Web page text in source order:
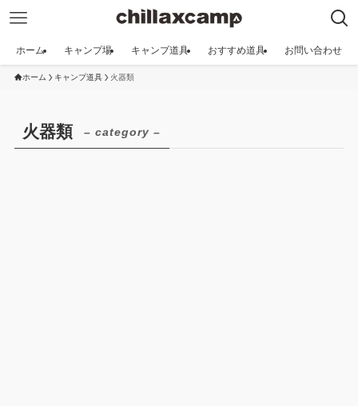
ホーム キャンプ場 キャンプ道具 おすすめ道具 お問い合わせ
ホーム キャンプ道具 火器類
火器類 – category –